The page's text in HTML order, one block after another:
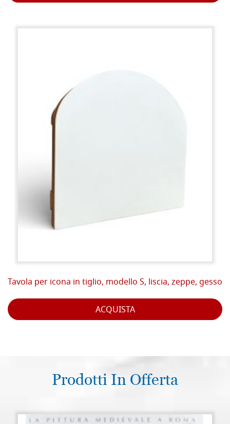
Tavola per icona in tiglio, modello S, liscia, zeppe, gesso
ACQUISTA
Prodotti In Offerta